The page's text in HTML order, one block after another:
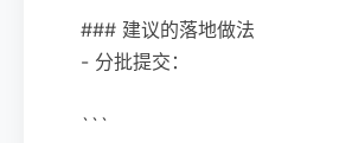
### 建议的落地做法
- 分批提交：
```